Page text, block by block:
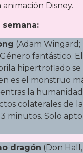
Disney.
semana:
(Adam Wingard;
fantástico.
hipertrofiado
es el monstruo
la
colaterales de la
minutos. Solo
dragón (Don